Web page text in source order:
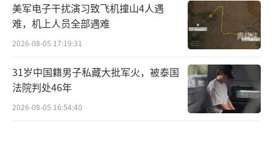
美军电子干扰演习致飞机撞山4人遇
难，机上人员全部遇难
2026-08-05 17:19:31
31岁中国籍男子私藏大批军火，被泰国
法院判处46年
2026-08-05 16:54:40